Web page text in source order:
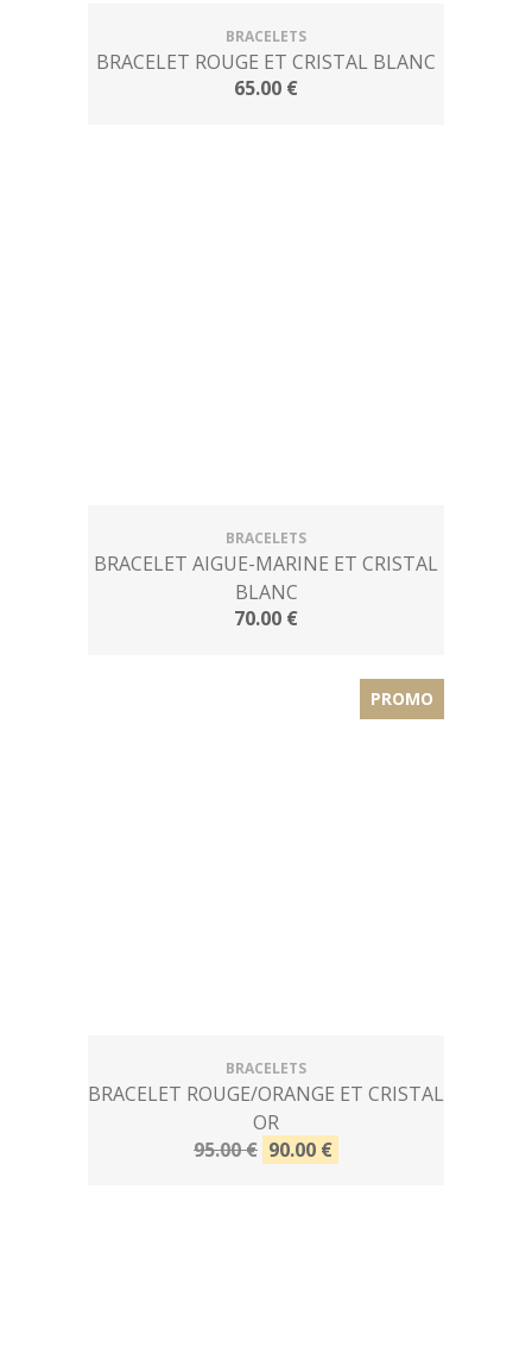
BRACELETS
BRACELET ROUGE ET CRISTAL BLANC
65.00 €
BRACELETS
BRACELET AIGUE-MARINE ET CRISTAL
BLANC
70.00 €
PROMO
BRACELETS
BRACELET ROUGE/ORANGE ET CRISTAL
OR
95.00 € 90.00 €